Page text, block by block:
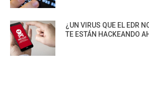
¿UN VIRUS QUE EL EDR
TE ESTÁN HACKEANDO